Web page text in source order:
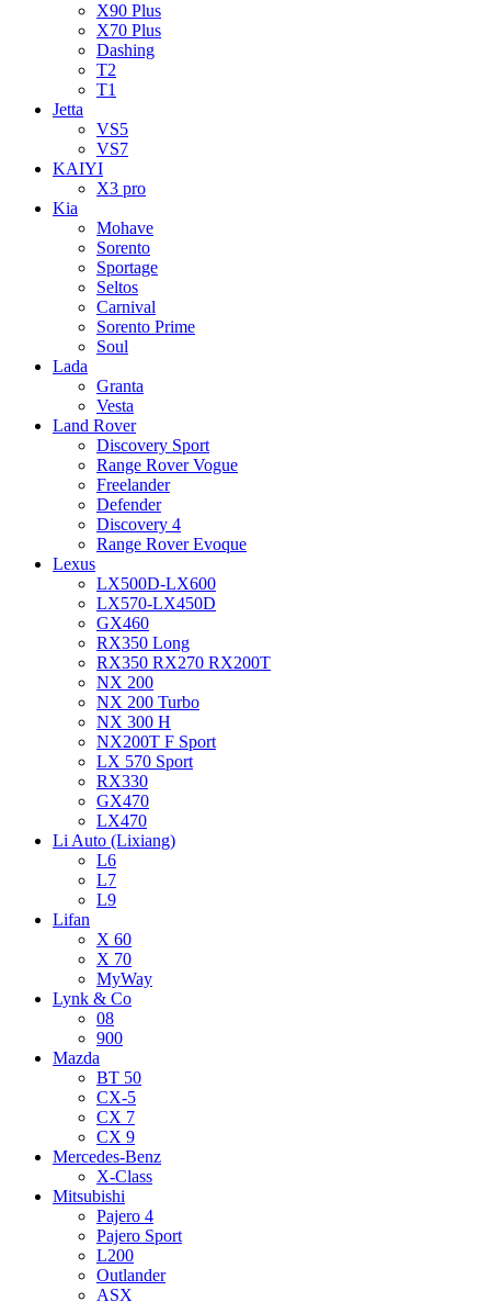
X90 Plus
X70 Plus
Dashing
T2
T1
Jetta
VS5
VS7
KAIYI
X3 pro
Kia
Mohave
Sorento
Sportage
Seltos
Carnival
Sorento Prime
Soul
Lada
Granta
Vesta
Land Rover
Discovery Sport
Range Rover Vogue
Freelander
Defender
Discovery 4
Range Rover Evoque
Lexus
LX500D-LX600
LX570-LX450D
GX460
RX350 Long
RX350 RX270 RX200T
NX 200
NX 200 Turbo
NX 300 H
NX200T F Sport
LX 570 Sport
RX330
GX470
LX470
Li Auto (Lixiang)
L6
L7
L9
Lifan
X 60
X 70
MyWay
Lynk & Co
08
900
Mazda
BT 50
CX-5
CX 7
CX 9
Mercedes-Benz
X-Class
Mitsubishi
Pajero 4
Pajero Sport
L200
Outlander
ASX